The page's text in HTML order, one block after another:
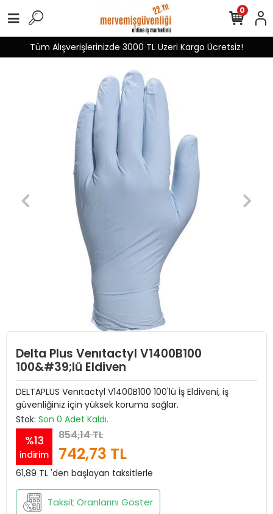
Tüm Alışverişlerinizde 3000 TL Üzeri Kargo Ücretsiz!
0
Delta Plus Venıtactyl V1400B100
100&#39;lü Eldiven
DELTAPLUS Venıtactyl V1400B100 100'lü İş Eldiveni, iş
güvenliğiniz için yüksek koruma sağlar.
Stok: Son 0 Adet Kaldı.
%13
indirim
854,14 TL
742,73 TL
61,89 TL 'den başlayan taksitlerle
Taksit Oranlarını Göster